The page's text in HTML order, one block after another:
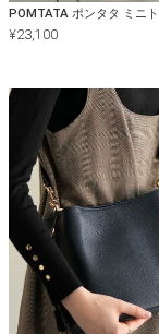
POMTATA ポンタタ ミニ
¥23,100